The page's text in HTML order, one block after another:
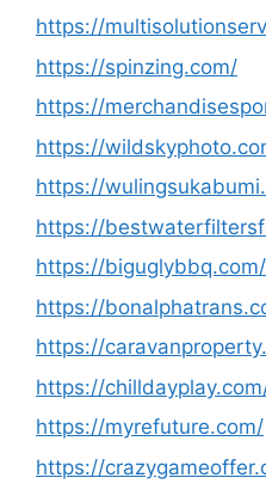
https://
https://spinzing.com/
https://
https://
https://
https://
https://biguglybbq.com/
https://
https://
https://
https://myrefuture.com/
https://